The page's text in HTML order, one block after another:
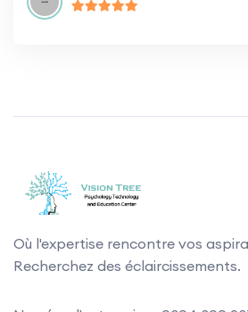
Où l'expertise rencontre vos
Recherchez des éclaircissements.